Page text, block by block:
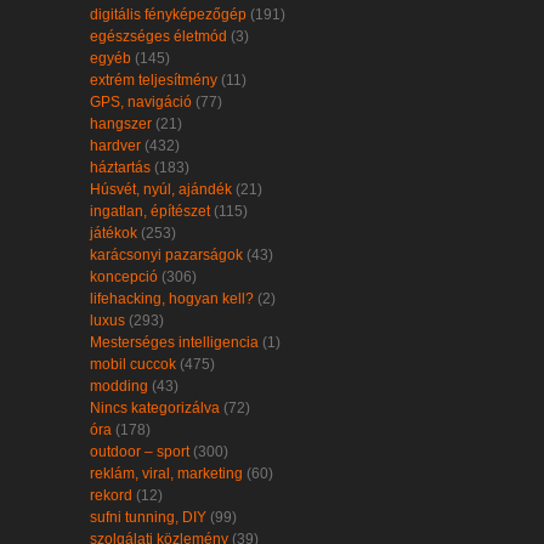
digitális fényképezőgép (191)
egészséges életmód (3)
egyéb (145)
extrém teljesítmény (11)
GPS, navigáció (77)
hangszer (21)
hardver (432)
háztartás (183)
Húsvét, nyúl, ajándék (21)
ingatlan, építészet (115)
játékok (253)
karácsonyi pazarságok (43)
koncepció (306)
lifehacking, hogyan kell? (2)
luxus (293)
Mesterséges intelligencia (1)
mobil cuccok (475)
modding (43)
Nincs kategorizálva (72)
óra (178)
outdoor – sport (300)
reklám, viral, marketing (60)
rekord (12)
sufni tunning, DIY (99)
szolgálati közlemény (39)